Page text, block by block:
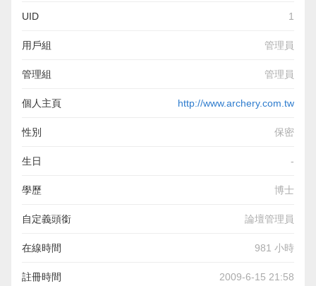
UID 1
用戶組 管理員
管理組 管理員
個人主頁 http://www.archery.com.tw
性別 保密
生日 -
學歷 博士
自定義頭銜 論壇管理員
在線時間 981 小時
註冊時間 2009-6-15 21:58